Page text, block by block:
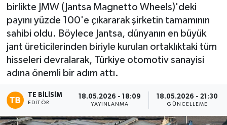
birlikte JMW (Jantsa Magnetto Wheels)'deki
payını yüzde 100'e çıkararak şirketin tamamının
sahibi oldu. Böylece Jantsa, dünyanın en büyük
jant üreticilerinden biriyle kurulan ortaklıktaki tüm
hisseleri devralarak, Türkiye otomotiv sanayisi
adına önemli bir adım attı.
TE BILISIM
EDITÖR
18.05.2026 - 18:09
YAYINLANMA
18.05.2026 - 21:30
GÜNCELLEME